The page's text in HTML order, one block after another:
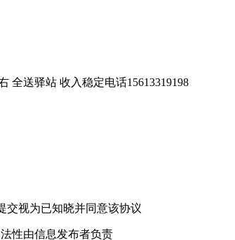
全送驿站 收入稳定电话15613319198
交视为已知晓并同意该协议
性由信息发布者负责